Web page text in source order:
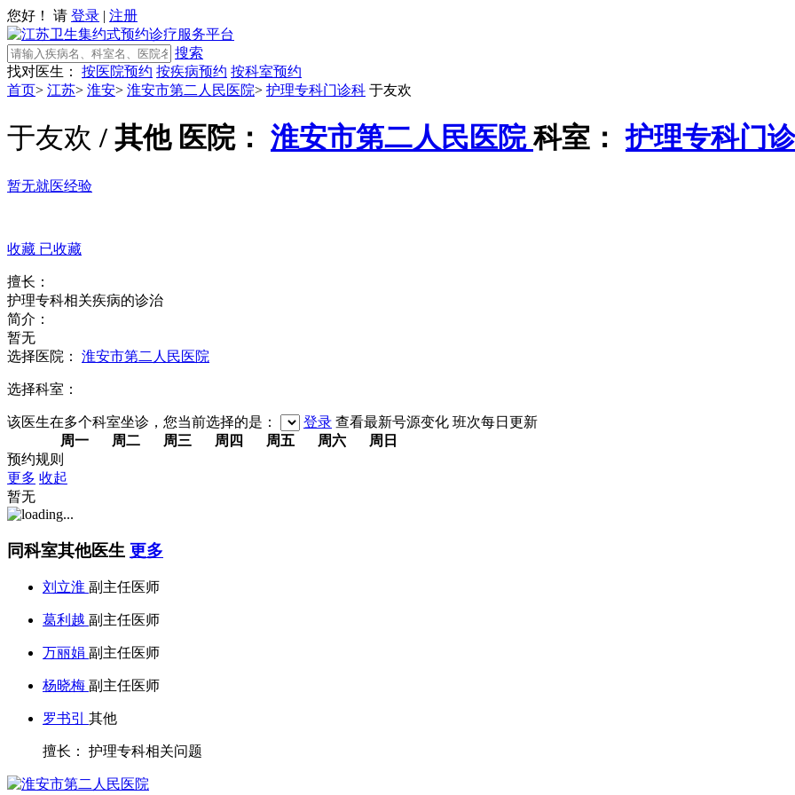
您好！ 请 登录 | 注册
搜索
找对医生：
按医院预约 按疾病预约 按科室预约
首页> 江苏> 淮安> 淮安市第二人民医院> 护理专科门诊科 于友欢
于友欢 / 其他 医院： 淮安市第二人民医院科室： 护理专科门
暂无就医经验
收藏 已收藏
擅长：
护理专科相关疾病的诊治
简介：
暂无
选择医院： 淮安市第二人民医院
选择科室：
该医生在多个科室坐诊，您当前选择的是： 登录 查看最新号源变化 班次每日 更新
周一
周二 周三 周四 周五 周六
周日
预约规则
更多 收起
暂无
同科室其他医生 更多
刘立淮 副主任医师
葛利越 副主任医师
万丽娟 副主任医师
杨晓梅 副主任医师
罗书引 其他
擅长： 护理专科相关问题